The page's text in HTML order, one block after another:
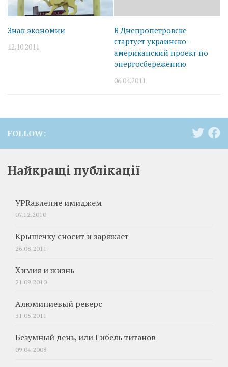
Знак экономии
12.10.2011
В Днепропетровске
стартует украинско-
американский проект по
энергосбережению
06.04.2011
FOLLOW:
Найкращі публікації
УPRавление имиджем
07.12.2010
Крышечку сносит и заряжает
26.08.2011
Химия и жизнь
21.09.2010
Алюминиевый реверс
31.05.2011
Безумный день, или Гибель титанов
09.04.2008